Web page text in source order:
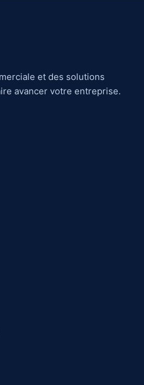
et des solutions
avancer votre entreprise.